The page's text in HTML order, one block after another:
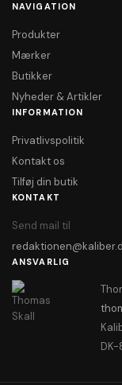
NAVIGATION
Produkter
Mærker
Butikker
Nyheder & Artikler
INFORMATION
Privatlivspolitik
Kontakt os
Tilføj din butik
KONTAKT
Send mail til
ANSVARLIG
DK-